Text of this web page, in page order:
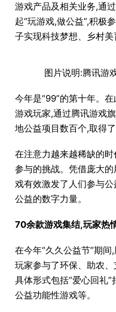
游戏产品及相关业务,通
起“玩游戏,做公益”,积极
子实现科技梦想、乡村美
图片说明:腾讯游
今年是“99”的第十年。
游戏玩家,通过腾讯游戏
地公益项目数百个,取得
在注意力越来越稀缺的
参与的挑战。凭借庞大
戏有效激发了人们参与
公益的数字力量。
70余款游戏集结,玩家热
在今年“久久公益节”期
玩家参与了环保、助农
具体形式包括“爱心回礼”
公益功能性游戏等。